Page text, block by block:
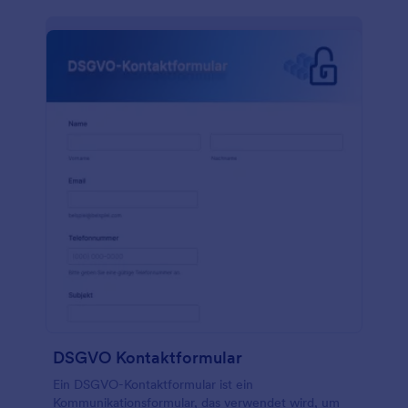
für leistungsstarke Kontoverbindungen integrieren.
DSGVO Kontaktformular
Ein DSGVO-Kontaktformular ist ein
Kommunikationsformular, das verwendet wird, um